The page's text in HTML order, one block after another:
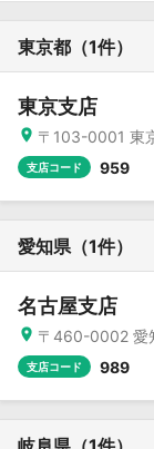
東京都 （1件）
東京支店
〒103-0001 東
支店コード 959
愛知県 （1件）
名古屋支店
〒460-0002 愛
支店コード 989